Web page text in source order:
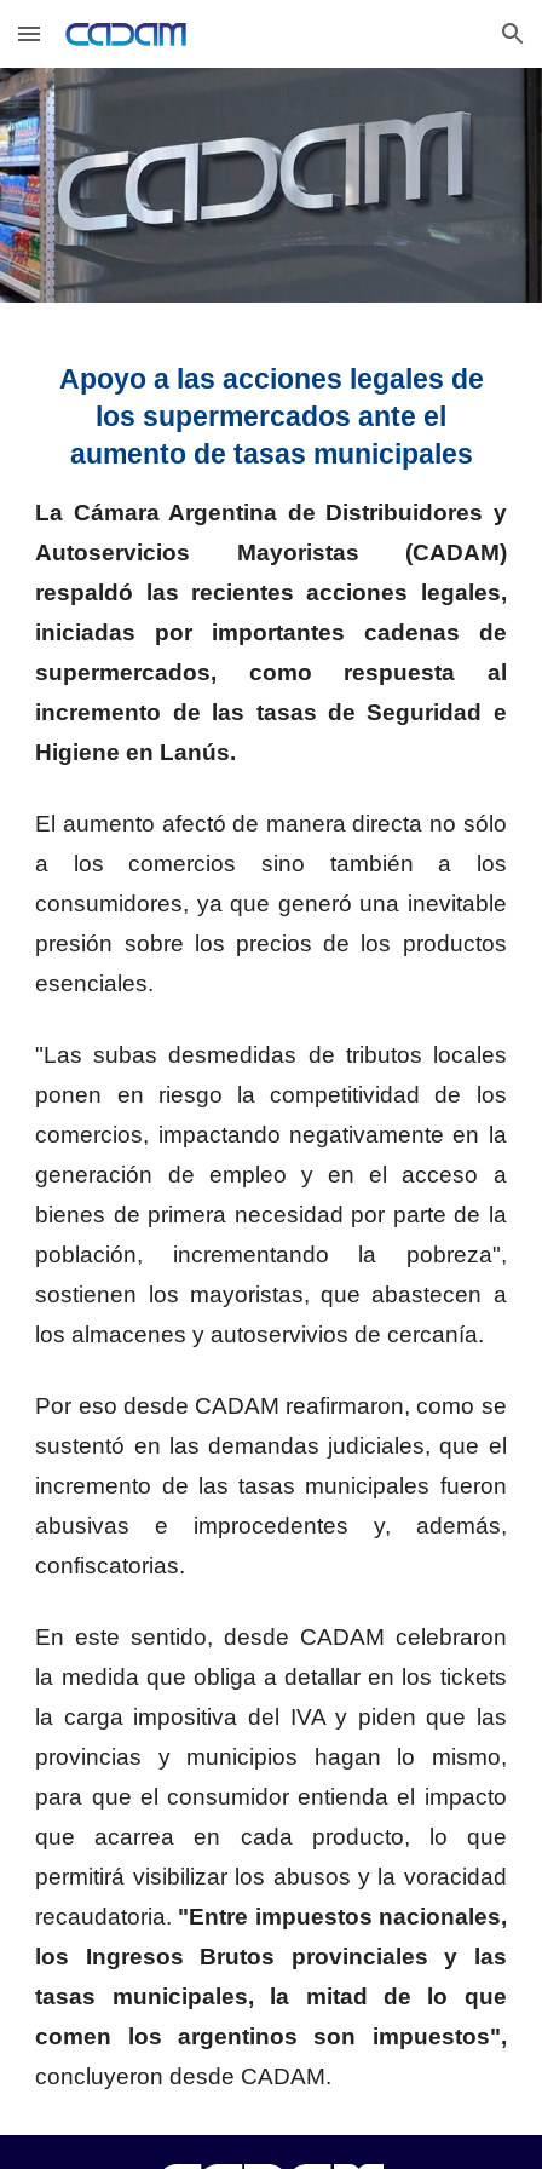
Skip to main content Skip to navigation
Apoyo a las acciones legales de
los supermercados ante el
aumento de tasas municipales
La Cámara Argentina de Distribuidores y
Autoservicios Mayoristas (CADAM)
respaldó las recientes acciones legales,
iniciadas por importantes cadenas de
supermercados, como respuesta al
incremento de las tasas de Seguridad e
Higiene en Lanús.
El aumento afectó de manera directa no sólo
a los comercios sino también a los
consumidores, ya que generó una inevitable
presión sobre los precios de los productos
esenciales.
"Las subas desmedidas de tributos locales
ponen en riesgo la competitividad de los
comercios, impactando negativamente en la
generación de empleo y en el acceso a
bienes de primera necesidad por parte de la
población, incrementando la pobreza",
sostienen los mayoristas, que abastecen a
los almacenes y autoservivios de cercanía.
Por eso desde CADAM reafirmaron, como se
sustentó en las demandas judiciales, que el
incremento de las tasas municipales fueron
abusivas e improcedentes y, además,
confiscatorias.
En este sentido, desde CADAM celebraron
la medida que obliga a detallar en los tickets
la carga impositiva del IVA y piden que las
provincias y municipios hagan lo mismo,
para que el consumidor entienda el impacto
que acarrea en cada producto, lo que
permitirá visibilizar los abusos y la voracidad
recaudatoria. "Entre impuestos nacionales,
los Ingresos Brutos provinciales y las
tasas municipales, la mitad de lo que
comen los argentinos son impuestos",
concluyeron desde CADAM.